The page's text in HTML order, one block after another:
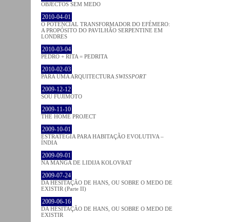
OBJECTOS SEM MEDO
2010-04-01
O POTENCIAL TRANSFORMADOR DO EFÉMERO:
A PROPÓSITO DO PAVILHÃO SERPENTINE EM
LONDRES
2010-03-04
PEDRO + RITA = PEDRITA
2010-02-03
PARA UMA ARQUITECTURA SWISSPORT
2009-12-12
SOU FUJIMOTO
2009-11-10
THE HOME PROJECT
2009-10-01
ESTRATÉGIA PARA HABITAÇÃO EVOLUTIVA –
ÍNDIA
2009-09-01
NA MANGA DE LIDIJA KOLOVRAT
2009-07-24
DA HESITAÇÃO DE HANS, OU SOBRE O MEDO DE
EXISTIR (Parte II)
2009-06-16
DA HESITAÇÃO DE HANS, OU SOBRE O MEDO DE
EXISTIR